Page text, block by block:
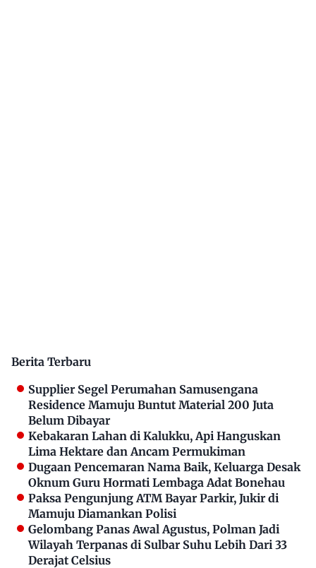
Berita Terbaru
Supplier Segel Perumahan Samusengana
Residence Mamuju Buntut Material 200 Juta
Belum Dibayar
Kebakaran Lahan di Kalukku, Api Hanguskan
Lima Hektare dan Ancam Permukiman
Dugaan Pencemaran Nama Baik, Keluarga Desak
Oknum Guru Hormati Lembaga Adat Bonehau
Paksa Pengunjung ATM Bayar Parkir, Jukir di
Mamuju Diamankan Polisi
Gelombang Panas Awal Agustus, Polman Jadi
Wilayah Terpanas di Sulbar Suhu Lebih Dari 33
Derajat Celsius